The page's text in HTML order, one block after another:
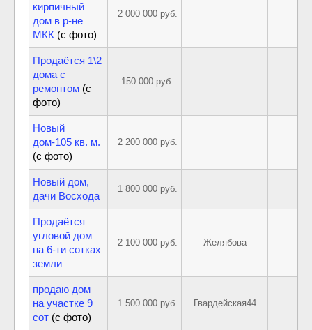
кирпичный
дом в р-не
МКК (с фото)
2 000 000 руб.
Продаётся 1\2
дома с
ремонтом (с
фото)
150 000 руб.
Новый
дом-105 кв. м.
(с фото)
2 200 000 руб.
Новый дом,
дачи Восхода
1 800 000 руб.
Продаётся
угловой дом
на 6-ти сотках
земли
2 100 000 руб. Желябова
продаю дом
на участке 9
сот (с фото)
1 500 000 руб. Гвардейская44